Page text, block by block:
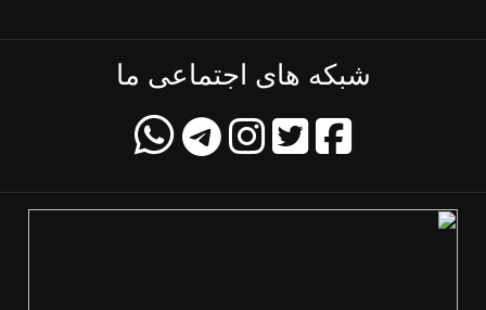
شبکه های اجتماعی ما